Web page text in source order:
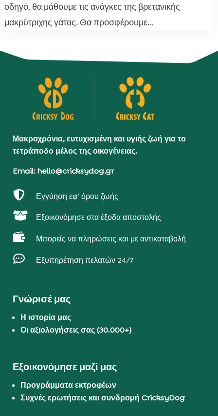
οδηγό, θα μάθουμε τις ανάγκες της βρετανικής
μακρύτριχης γάτας. Θα προσφέρουμε...
Μακροχρόνια, ευτυχισμένη και υγιής ζωή για το
τετράποδο μέλος της οικογένειας.
Email: hello@cricksydog.gr
 Εγγύηση εφ’ όρου ζωής
 Εξοικονόμησε στα έξοδα αποστολής
 Μπορείς να πληρώσεις και με αντικαταβολή
 Εξυπηρέτηση πελατών 24/7
Γνώρισέ μας
Η ιστορία μας
Οι αξιολογήσεις σας (30.000+)
Εξοικονόμησε μαζί μας
Προγράμματα εκτροφέων
Συχνές ερωτήσεις και συνδρομή CricksyDog